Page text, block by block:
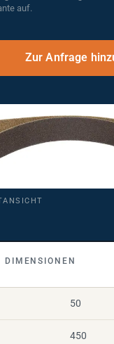
auf.
50
450